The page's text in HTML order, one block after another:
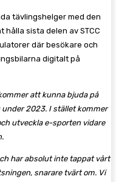
tävlingshelger med den
hålla sista delen av STCC
där besökare och
digitalt på
att kunna bjuda på
2023. I stället kommer
utveckla e-sporten vidare
har absolut inte tappat vårt
snarare tvärt om. Vi